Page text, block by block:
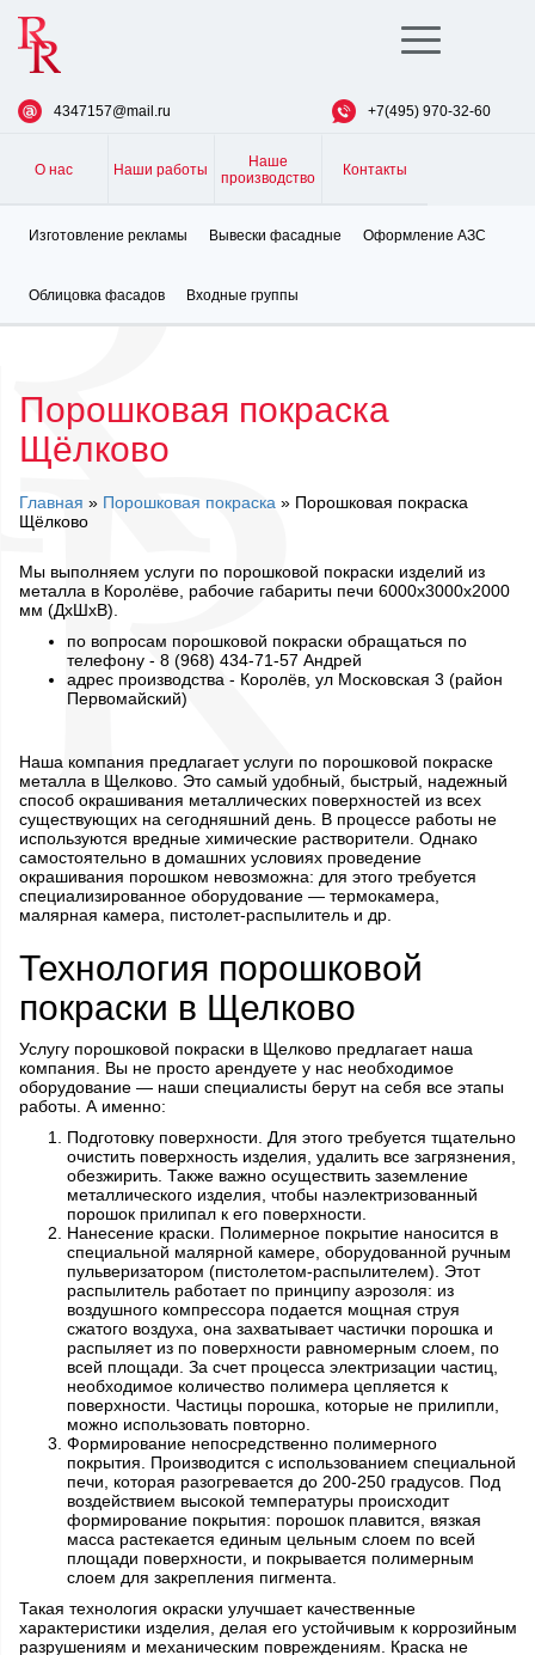
Toggle
navigation
4347157@mail.ru +7(495) 970-32-60
О нас Наши работы
Наше
производство
Контакты
Изготовление рекламы Вывески фасадные Оформление АЗС
Облицовка фасадов Входные группы
Порошковая покраска
Щёлково
Главная » Порошковая покраска » Порошковая покраска
Щёлково
Мы выполняем услуги по порошковой покраски изделий из
металла в Королёве, рабочие габариты печи 6000х3000х2000
мм (ДхШхВ).
по вопросам порошковой покраски обращаться по
телефону - 8 (968) 434-71-57 Андрей
адрес производства - Королёв, ул Московская 3 (район
Первомайский)
Наша компания предлагает услуги по порошковой покраске
металла в Щелково. Это самый удобный, быстрый, надежный
способ окрашивания металлических поверхностей из всех
существующих на сегодняшний день. В процессе работы не
используются вредные химические растворители. Однако
самостоятельно в домашних условиях проведение
окрашивания порошком невозможна: для этого требуется
специализированное оборудование — термокамера,
малярная камера, пистолет-распылитель и др.
Технология порошковой
покраски в Щелково
Услугу порошковой покраски в Щелково предлагает наша
компания. Вы не просто арендуете у нас необходимое
оборудование — наши специалисты берут на себя все этапы
работы. А именно:
Подготовку поверхности. Для этого требуется тщательно
очистить поверхность изделия, удалить все загрязнения,
обезжирить. Также важно осуществить заземление
металлического изделия, чтобы наэлектризованный
порошок прилипал к его поверхности.
Нанесение краски. Полимерное покрытие наносится в
специальной малярной камере, оборудованной ручным
пульверизатором (пистолетом-распылителем). Этот
распылитель работает по принципу аэрозоля: из
воздушного компрессора подается мощная струя
сжатого воздуха, она захватывает частички порошка и
распыляет из по поверхности равномерным слоем, по
всей площади. За счет процесса электризации частиц,
необходимое количество полимера цепляется к
поверхности. Частицы порошка, которые не прилипли,
можно использовать повторно.
Формирование непосредственно полимерного
покрытия. Производится с использованием специальной
печи, которая разогревается до 200-250 градусов. Под
воздействием высокой температуры происходит
формирование покрытия: порошок плавится, вязкая
масса растекается единым цельным слоем по всей
площади поверхности, и покрывается полимерным
слоем для закрепления пигмента.
Такая технология окраски улучшает качественные
характеристики изделия, делая его устойчивым к коррозийным
разрушениям и механическим повреждениям. Краска не